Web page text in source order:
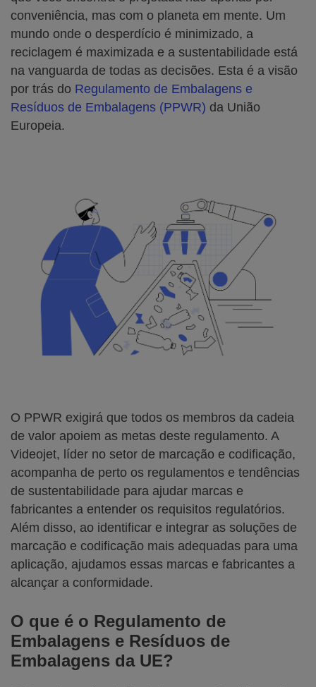
conveniência, mas com o planeta em mente. Um
mundo onde o desperdício é minimizado, a
reciclagem é maximizada e a sustentabilidade está
na vanguarda de todas as decisões. Esta é a visão
por trás do Regulamento de Embalagens e
Resíduos de Embalagens (PPWR) da União
Europeia.
O PPWR exigirá que todos os membros da cadeia
de valor apoiem as metas deste regulamento. A
Videojet, líder no setor de marcação e codificação,
acompanha de perto os regulamentos e tendências
de sustentabilidade para ajudar marcas e
fabricantes a entender os requisitos regulatórios.
Além disso, ao identificar e integrar as soluções de
marcação e codificação mais adequadas para uma
aplicação, ajudamos essas marcas e fabricantes a
alcançar a conformidade.
O que é o Regulamento de
Embalagens e Resíduos de
Embalagens da UE?